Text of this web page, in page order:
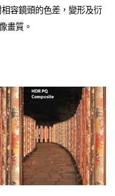
容鏡頭的色差，變形及衍
畫質。